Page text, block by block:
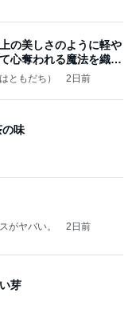
の美しさのように軽や
心奪われる魔法を織り
ともだち） 2日前
の味
がヤバい。 2日前
芽